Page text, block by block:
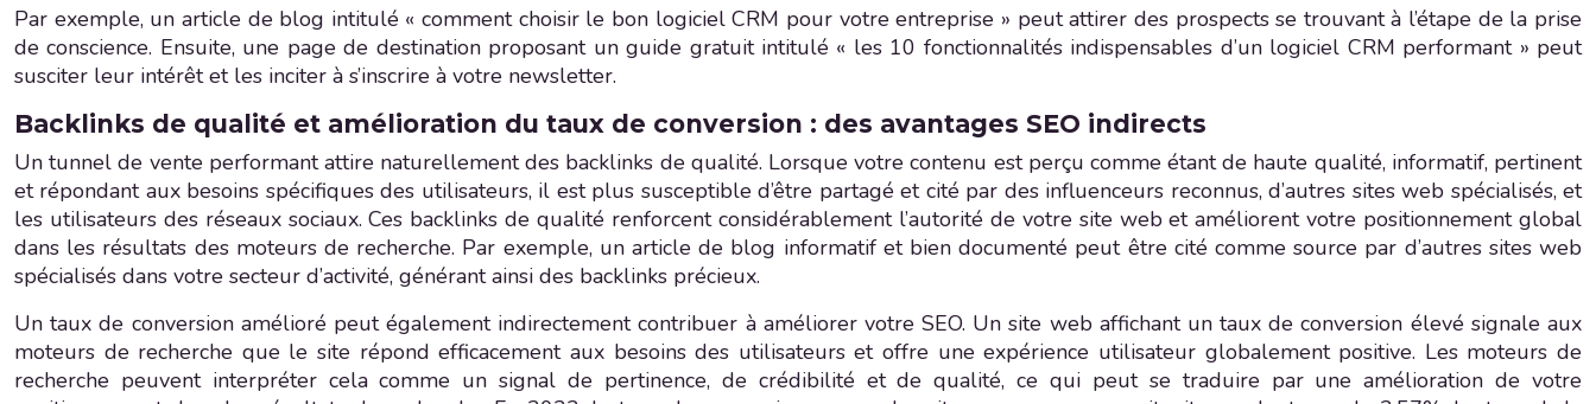
Par exemple, un article de blog intitulé « comment choisir le bon logiciel CRM pour votre entreprise » peut attirer des prospects se trouvant à l’étape de la prise
de conscience. Ensuite, une page de destination proposant un guide gratuit intitulé « les 10 fonctionnalités indispensables d’un logiciel CRM performant » peut
susciter leur intérêt et les inciter à s’inscrire à votre newsletter.
Backlinks de qualité et amélioration du taux de conversion : des avantages SEO indirects
Un tunnel de vente performant attire naturellement des backlinks de qualité. Lorsque votre contenu est perçu comme étant de haute qualité, informatif, pertinent
et répondant aux besoins spécifiques des utilisateurs, il est plus susceptible d’être partagé et cité par des influenceurs reconnus, d’autres sites web spécialisés, et
les utilisateurs des réseaux sociaux. Ces backlinks de qualité renforcent considérablement l’autorité de votre site web et améliorent votre positionnement global
dans les résultats des moteurs de recherche. Par exemple, un article de blog informatif et bien documenté peut être cité comme source par d’autres sites web
spécialisés dans votre secteur d’activité, générant ainsi des backlinks précieux.
Un taux de conversion amélioré peut également indirectement contribuer à améliorer votre SEO. Un site web affichant un taux de conversion élevé signale aux
moteurs de recherche que le site répond efficacement aux besoins des utilisateurs et offre une expérience utilisateur globalement positive. Les moteurs de
recherche peuvent interpréter cela comme un signal de pertinence, de crédibilité et de qualité, ce qui peut se traduire par une amélioration de votre